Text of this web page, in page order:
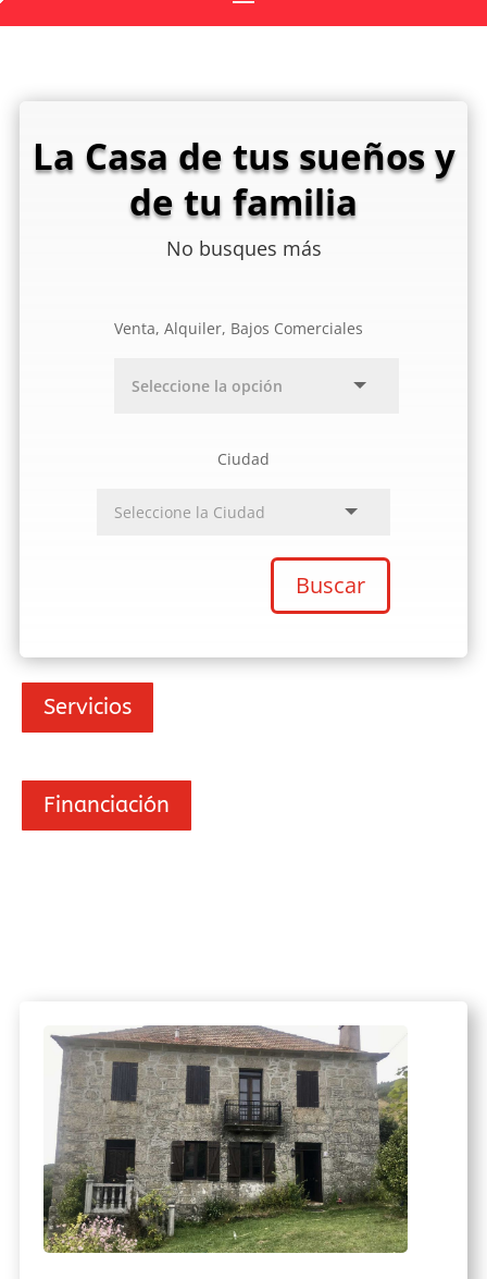
La Casa de tus sueños y
de tu familia
No busques más
Venta, Alquiler, Bajos Comerciales
Ciudad
Buscar
Servicios
Financiación